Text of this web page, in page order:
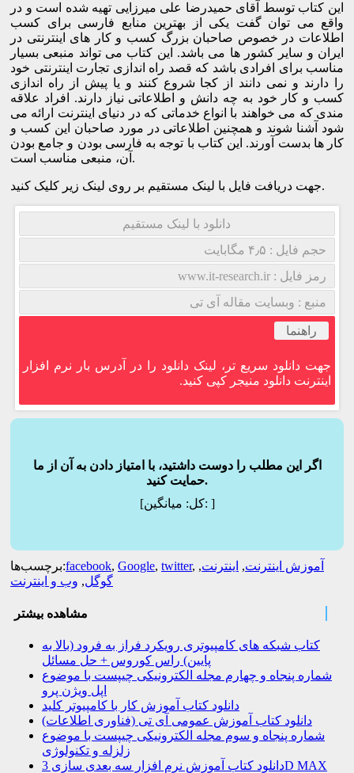
این کتاب توسط آقای حمیدرضا علی میرزایی تهیه شده است و در
واقع می توان گفت یکی از بهترین منابع فارسی برای کسب
اطلاعات در خصوص صاحبان بزرگ کسب و کار های اینترنتی در
ایران و سایر کشور ها می باشد. این کتاب می تواند منبعی بسیار
مناسب برای افرادی باشد که قصد راه اندازی تجارت اینترنتی خود
را دارند و نمی دانند از کجا شروع کنند و یا پیش از راه اندازی
کسب و کار خود به چه دانش و اطلاعاتی نیاز دارند. افراد علاقه
مندی که می خواهند با انواع خدماتی که در دنیای اینترنت ارائه می
شود آشنا شوند و همچنین اطلاعاتی در مورد صاحبان این کسب و
کار ها بدست آورند. این کتاب با توجه به فارسی بودن و جامع بودن
آن، منبعی مناسب است.
جهت دریافت فایل با لینک مستقیم بر روی لینک زیر کلیک کنید.
دانلود با لینک مستقیم
حجم فایل : ۴٫۵ مگابایت
رمز فایل : www.it-research.ir
منبع : وبسایت مقاله آی تی
راهنما
جهت دانلود سریع تر، لینک دانلود را در آدرس بار نرم افزار
اینترنت دانلود منیجر کپی کنید.
اگر این مطلب را دوست داشتید، با امتیاز دادن به آن از ما
حمایت کنید.
[کل:میانگین: ]
برچسب‌ها:facebook, Google, twitter, آموزش اینترنت, اینترنت,
گوگل, وب و اینترنت
مشاهده بیشتر
کتاب شبکه های کامپیوتری رویکرد فراز به فرود (بالا به
پایین) راس کوروس + حل مسائل
شماره پنجاه و چهارم مجله الکترونیکی چیپست با موضوع
اپل ویژن پرو
دانلود کتاب آموزش کار با کامپیوتر کلید
دانلود کتاب آموزش عمومی آی تی (فناوری اطلاعات)
شماره پنجاه و سوم مجله الکترونیکی چیپست با موضوع
زلزله و تکنولوژی
دانلود کتاب آموزش نرم افزار سه بعدی سازی 3D MAX